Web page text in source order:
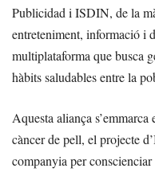
Publicidad i ISDIN, de la
entreteniment, informació i
multiplataforma que busca
hàbits saludables entre la
Aquesta aliança
càncer de pell, el projecte
companyia per